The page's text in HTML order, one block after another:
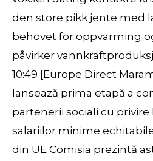
den store pikk jente med
behovet for oppvarming
påvirker
10:49 [Europe Direct
lansează prima etapă a
partenerii sociali cu privire
salariilor minime
din UE Comisia prezintă